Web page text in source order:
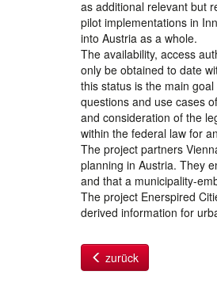
as additional relevant but
pilot implementations in
into Austria as a whole.
The availability, access
only be obtained to date
this status is the main
questions and use cases
and consideration of the
within the federal law for
The project partners
planning in Austria. They
and that a municipality-
The project Enerspired
derived information for
zurück